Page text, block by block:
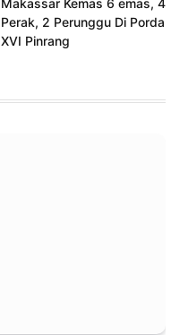
Makassar Kemas 6 emas, 4
Perak, 2 Perunggu Di Porda
XVI Pinrang